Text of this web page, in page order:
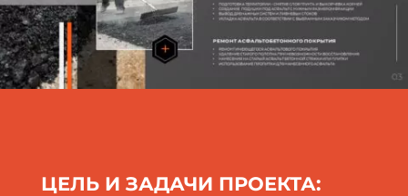
ЦЕЛЬ И ЗАДАЧИ ПРОЕКТА: